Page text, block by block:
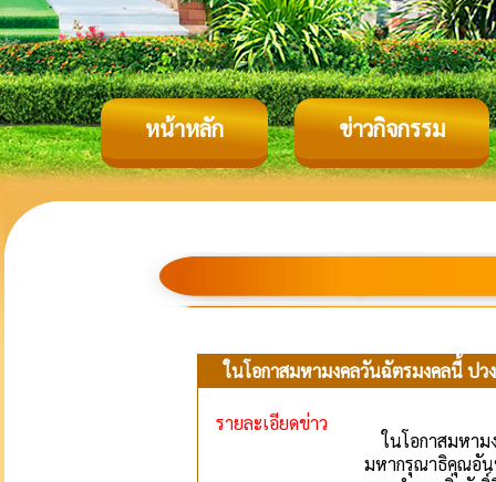
หน้าหลัก ข่าวกิจกรรม
ในโอกาสมหามงคลวันฉัตรมงคลนี้ ป
รายละเอียดข่าว
ในโอกาสมหาม
มหากรุณาธิคุณอั